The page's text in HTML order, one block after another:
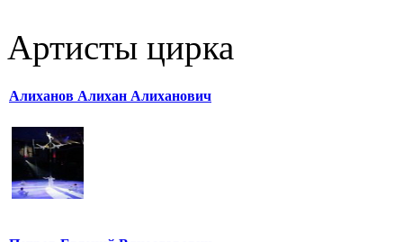
Артисты цирка
Алиханов Алихан Алиханович